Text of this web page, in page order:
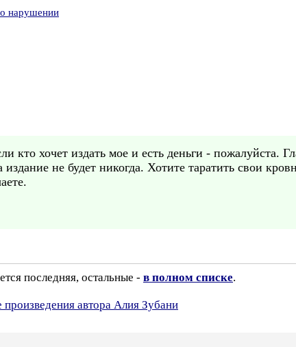
о нарушении
кто хочет издать мое и есть деньги - пожалуйста.
не будет никогда. Хотите таратить свои
последняя, остальные - в полном списке.
произведения автора Алия Зубани